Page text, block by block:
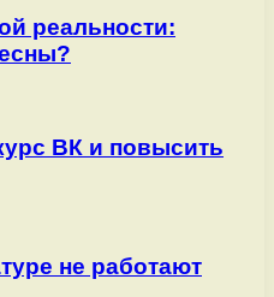
реальности:
ВК и повысить
не работают